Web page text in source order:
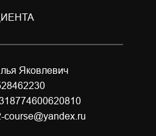
Яковлевич
course@yandex.ru